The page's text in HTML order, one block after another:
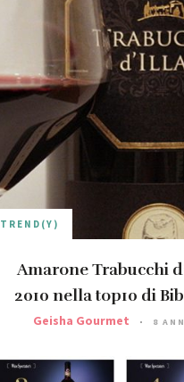
TREND(Y)
Amarone Trabucchi
2010 nella top10 di
Geisha Gourmet 8